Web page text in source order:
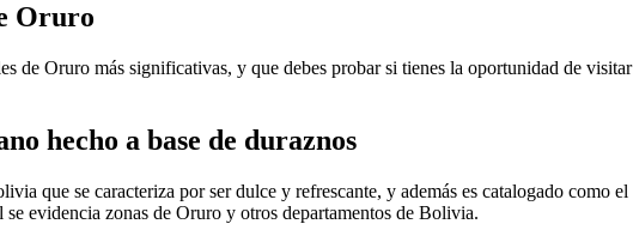
Oruro
de Oruro más significativas, y que debes probar si tienes la oportunidad de visitar
hecho a base de duraznos
que se caracteriza por ser dulce y refrescante, y además es catalogado como el
evidencia zonas de Oruro y otros departamentos de Bolivia.